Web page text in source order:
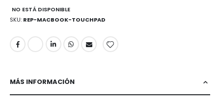
NO ESTÁ DISPONIBLE
SKU REP-MACBOOK-TOUCHPAD
MÁS INFORMACIÓN